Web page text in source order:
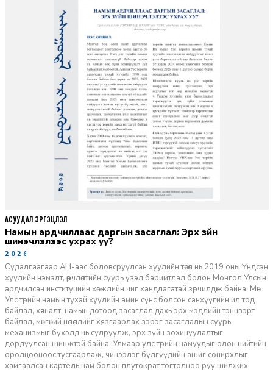
Намын ардчиллаас даргын засаглал: Эрх зүйн
шинэчлэлээс ухрах уу?
2026-07-08
Судалгаагаар АН-аас боловсруулсан хуулийн төсөл нь 2019 оны Үндсэн
хуулийн нэмэлт, өөрчлөлтийн суурь үзэл баримтлал болон Монгол Улсын
ардчилсан институцийн хөгжлийн чиг хандлагатай зөрчилдөж байна. Мөн
Улс төрийн намын тухай хуулийн амин сүнс болсон санхүүгийн ил тод
байдал, хяналт, намын дотоод засаглал дахь эрх мэдлийн тэнцвэрт
байдал, мөнгөний нөлөөллийг хязгаарлах зэрэг засаглалын суурь
механизмыг бүхэлд нь сулруулж, эрх зүйн зохицуулалтыг
дордуулсан шинжтэй байна. Улмаар улс төрийн намуудыг олон нийтийн
оролцооноос тусгаарлаж, чинээлэг бүлгүүдийн ашиг сонирхлыг
хамгаалсан картель нам болон плутократ тогтолцоо руу шилжих
АСУУДАЛ ЭРГЭЦҮҮЛЭЛ